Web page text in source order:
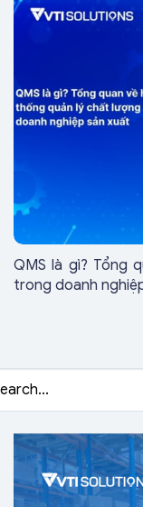
QMS là gì? Tổng
trong doanh